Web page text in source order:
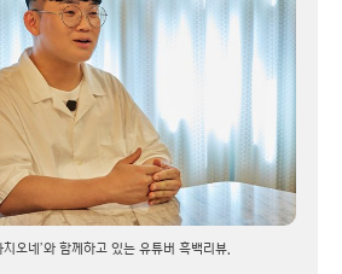
오네’와 함께하고 있는 유튜버 흑백리뷰.